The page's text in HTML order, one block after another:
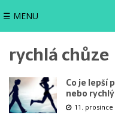
☰ MENU
rychlá chůze
Co je lepší
nebo
11. prosince